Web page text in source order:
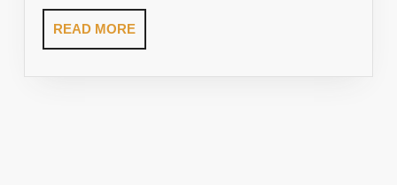
READ MOREREAD
MORE